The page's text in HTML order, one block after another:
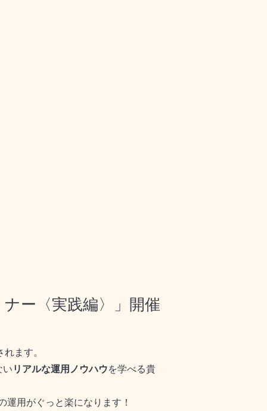
ー〈実践編〉」開催
ます。
い リアルな運用ノウハウを学べる貴
用がぐっと楽になります！